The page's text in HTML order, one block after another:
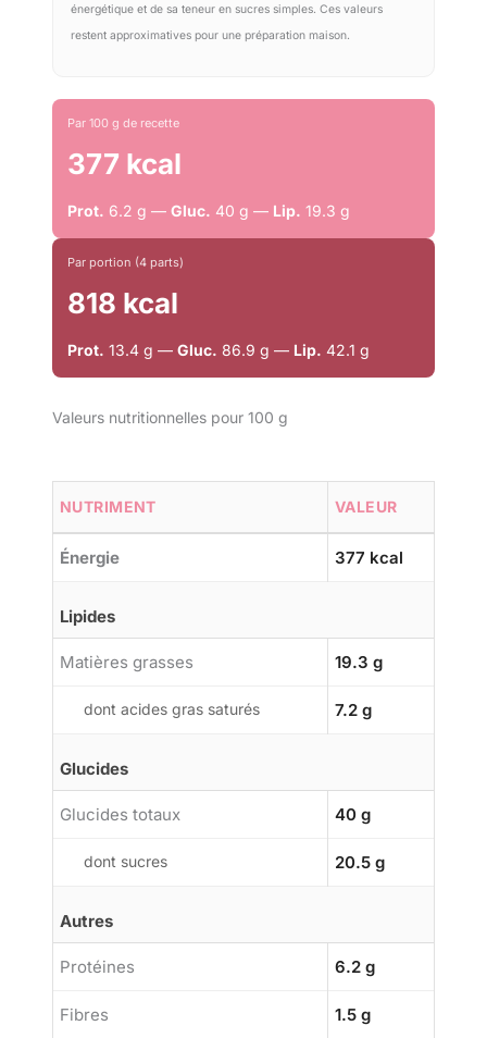
énergétique et de sa teneur en sucres simples. Ces valeurs
restent approximatives pour une préparation maison.
Par 100 g de recette
377 kcal
Prot. 6.2 g — Gluc. 40 g — Lip. 19.3 g
Par portion (4 parts)
818 kcal
Prot. 13.4 g — Gluc. 86.9 g — Lip. 42.1 g
Valeurs nutritionnelles pour 100 g
NUTRIMENT VALEUR
Énergie 377 kcal
Lipides
Matières grasses 19.3 g
dont acides gras saturés 7.2 g
Glucides
Glucides totaux 40 g
dont sucres 20.5 g
Autres
Protéines 6.2 g
Fibres 1.5 g